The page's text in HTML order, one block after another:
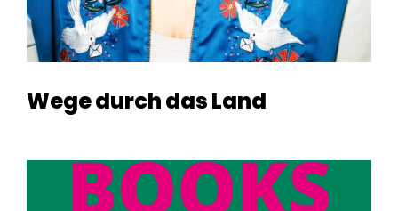
Wege durch das Land